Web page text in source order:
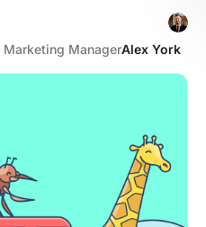
Alex York
Marketing Manager